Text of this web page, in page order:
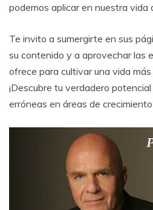
podemos aplicar en nuestra vida
Te invito a sumergirte en sus
su contenido y a aprovechar las
ofrece para cultivar una vida
¡Descubre tu verdadero
erróneas en áreas de